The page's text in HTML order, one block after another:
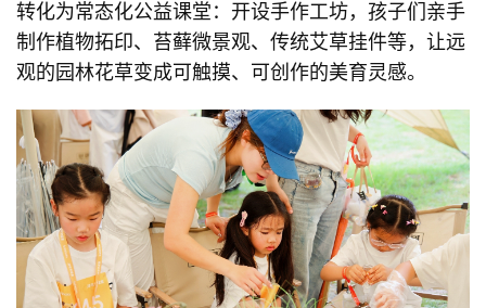
转化为常态化公益课堂：开设手作工坊，孩子们亲手
制作植物拓印、苔藓微景观、传统艾草挂件等，让远
观的园林花草变成可触摸、可创作的美育灵感。